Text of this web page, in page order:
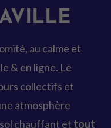
au calme et
& en ligne. Le
collectifs et
atmosphère
chauffant et tout